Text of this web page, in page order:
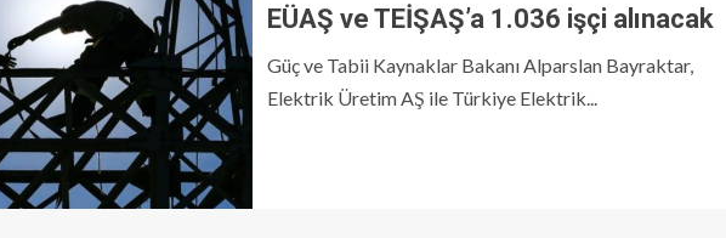
EÜAŞ ve TEİŞAŞ’a 1.036 işçi alınacak
Güç ve Tabii Kaynaklar Bakanı Alparslan Bayraktar,
Elektrik Üretim AŞ ile Türkiye Elektrik...